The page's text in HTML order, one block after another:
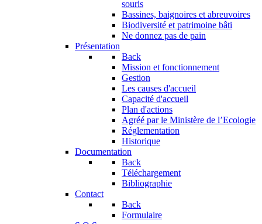
souris
Bassines, baignoires et abreuvoires
Biodiversité et patrimoine bâti
Ne donnez pas de pain
Présentation
Back
Mission et fonctionnement
Gestion
Les causes d'accueil
Capacité d'accueil
Plan d'actions
Agréé par le Ministère de l’Ecologie
Réglementation
Historique
Documentation
Back
Téléchargement
Bibliographie
Contact
Back
Formulaire